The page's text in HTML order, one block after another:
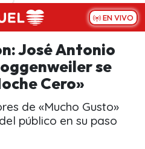
EN VIVO
José Antonio
se
Cero»
de «Mucho Gusto»
público en su paso